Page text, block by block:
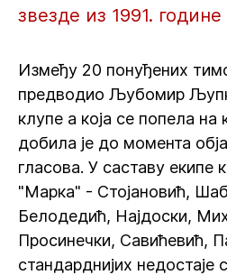
звезде из 1991.
Између 20 понуђених
предводио Љубомир
клупе а која се попела на
добила је до момента
гласова. У саставу екипе
"Марка" - Стојановић,
Белодедић, Најдоски,
Просинечки, Савићевић,
стандарднијих